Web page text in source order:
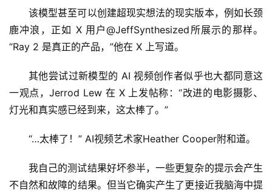
该模型甚至可以创建超现实想法的现实版本，例如长颈
鹿冲浪，正如 X 用户@JeffSynthesized所展示的那样。
“Ray 2 是真正的产品，”他在 X 上写道。
其他尝试过新模型的 AI 视频创作者似乎也大都同意这
一观点，Jerrod Lew 在 X 上发帖称：“改进的电影摄影、
灯光和真实感已经到来，这太棒了。”
“…太棒了！” AI视频艺术家Heather Cooper附和道。
我自己的测试结果好坏参半，一些更复杂的提示会产生
不自然和故障的结果。但当它确实产生了更接近我脑海中提